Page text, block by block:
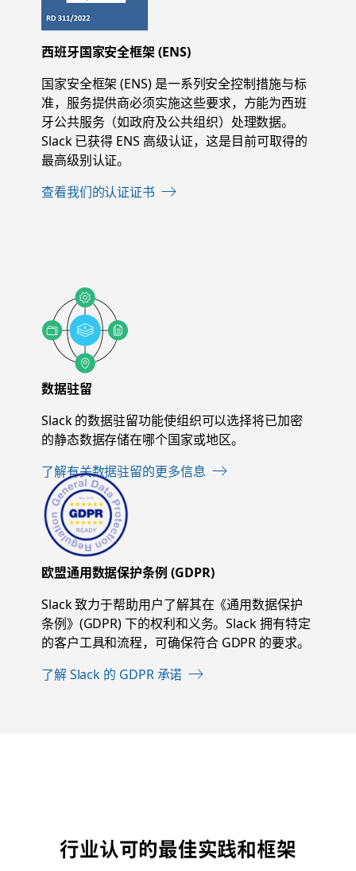
西班牙国家安全框架 (ENS)
国家安全框架 (ENS) 是一系列安全控制措施与标
准，服务提供商必须实施这些要求，方能为西班
牙公共服务（如政府及公共组织）处理数据。
Slack 已获得 ENS 高级认证，这是目前可取得的
最高级别认证。
查看我们的认证证书
数据驻留
Slack 的数据驻留功能使组织可以选择将已加密
的静态数据存储在哪个国家或地区。
了解有关数据驻留的更多信息
欧盟通用数据保护条例 (GDPR)
Slack 致力于帮助用户了解其在《通用数据保护
条例》(GDPR) 下的权利和义务。Slack 拥有特定
的客户工具和流程，可确保符合 GDPR 的要求。
了解 Slack 的 GDPR 承诺
行业认可的最佳实践和框架